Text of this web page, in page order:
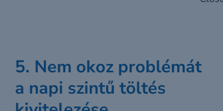
5. Nem okoz problémát
a napi szintű töltés